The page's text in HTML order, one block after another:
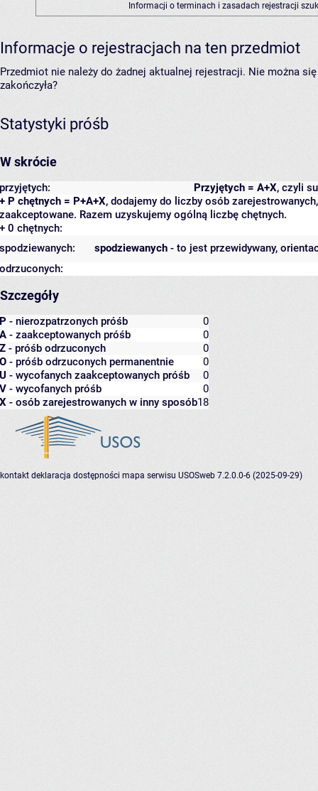
Informacji o terminach i zasadach rejestracji
Informacje o rejestracjach na ten przedmiot
Przedmiot nie należy do żadnej aktualnej rejestracji. Nie można
zakończyła?
Statystyki próśb
W skrócie
Przyjętych = A+X, czyli
przyjętych:
+ P chętnych = P+A+X, dodajemy do liczby osób
zaakceptowane. Razem uzyskujemy ogólną liczbę chętnych.
+ 0 chętnych:
spodziewanych - to jest przewidywany,
spodziewanych:
odrzuconych:
Szczegóły
P - nierozpatrzonych próśb
0
A - zaakceptowanych próśb
0
Z - próśb odrzuconych
0
O - próśb odrzuconych permanentnie
0
U - wycofanych zaakceptowanych próśb
0
V - wycofanych próśb
0
X - osób zarejestrowanych w inny sposób18
kontakt deklaracja dostępności mapa serwisu USOSweb 7.2.0.0-6 (2025-09-29)